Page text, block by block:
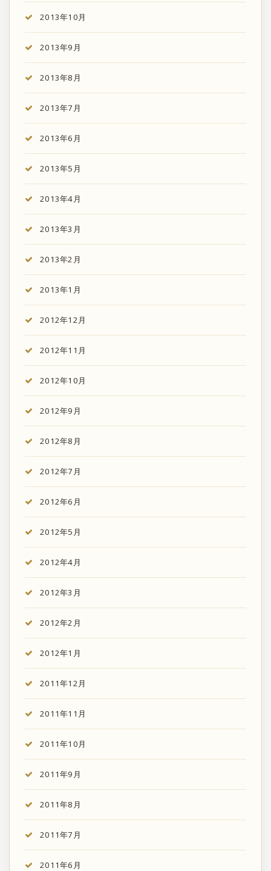
2013年10月
2013年9月
2013年8月
2013年7月
2013年6月
2013年5月
2013年4月
2013年3月
2013年2月
2013年1月
2012年12月
2012年11月
2012年10月
2012年9月
2012年8月
2012年7月
2012年6月
2012年5月
2012年4月
2012年3月
2012年2月
2012年1月
2011年12月
2011年11月
2011年10月
2011年9月
2011年8月
2011年7月
2011年6月